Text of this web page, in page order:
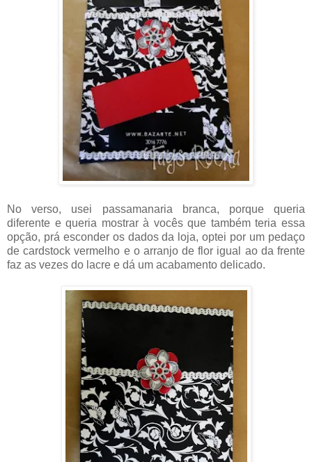
No verso, usei passamanaria branca, porque queria
diferente e queria mostrar à vocês que também teria essa
opção, prá esconder os dados da loja, optei por um pedaço
de cardstock vermelho e o arranjo de flor igual ao da frente
faz as vezes do lacre e dá um acabamento delicado.